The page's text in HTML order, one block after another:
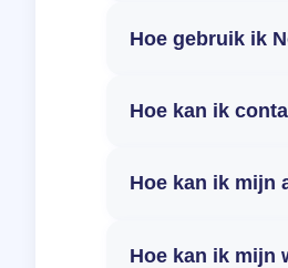
Hoe gebruik ik
Hoe kan ik
Hoe kan ik mijn
Hoe kan ik mijn